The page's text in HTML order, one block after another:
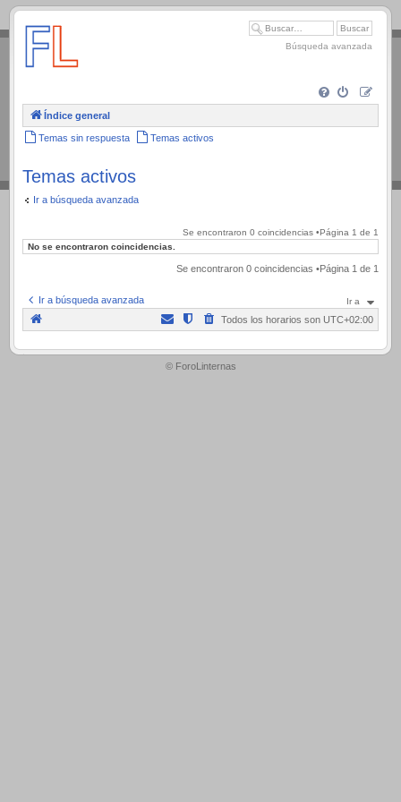
.
Búsqueda avanzada
Índice general
Temas sin respuesta Temas activos
Temas activos
Ir a búsqueda avanzada
Se encontraron 0 coincidencias •Página 1 de 1
No se encontraron coincidencias.
Se encontraron 0 coincidencias •Página 1 de 1
Ir a búsqueda avanzada Ir a
Todos los horarios son UTC+02:00
.
© ForoLinternas